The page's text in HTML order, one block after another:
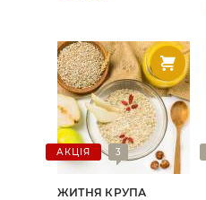
АКЦІЯ 3
ЖИТНЯ КРУПА